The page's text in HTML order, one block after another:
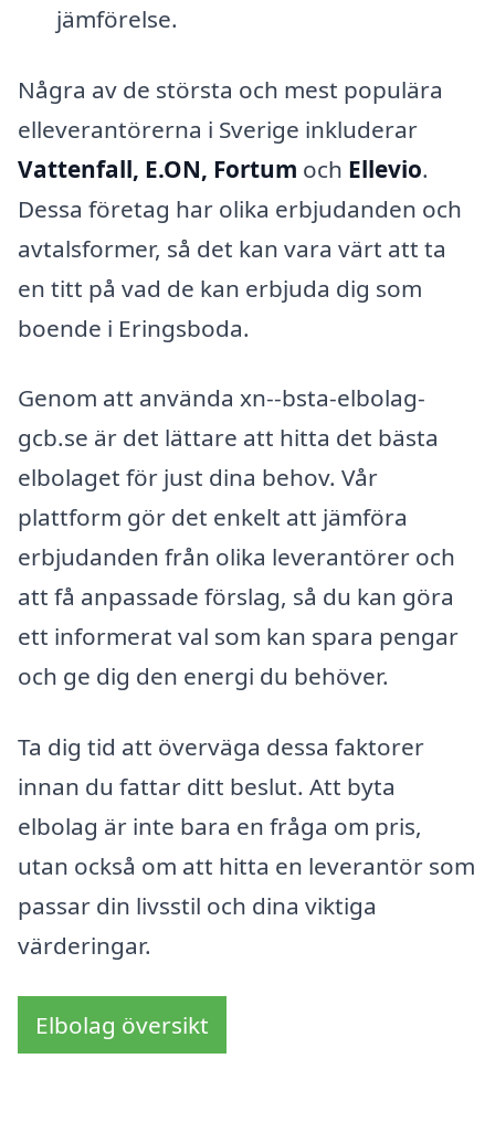
jämförelse.
Några av de största och mest populära
elleverantörerna i Sverige inkluderar
Vattenfall, E.ON, Fortum och Ellevio.
Dessa företag har olika erbjudanden och
avtalsformer, så det kan vara värt att ta
en titt på vad de kan erbjuda dig som
boende i Eringsboda.
Genom att använda xn--bsta-elbolag-
gcb.se är det lättare att hitta det bästa
elbolaget för just dina behov. Vår
plattform gör det enkelt att jämföra
erbjudanden från olika leverantörer och
att få anpassade förslag, så du kan göra
ett informerat val som kan spara pengar
och ge dig den energi du behöver.
Ta dig tid att överväga dessa faktorer
innan du fattar ditt beslut. Att byta
elbolag är inte bara en fråga om pris,
utan också om att hitta en leverantör som
passar din livsstil och dina viktiga
värderingar.
Elbolag översikt